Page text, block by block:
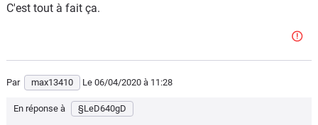
C'est tout à fait ça.
Par max13410 Le 06/04/2020 à 11:28
En réponse à §LeD640gD